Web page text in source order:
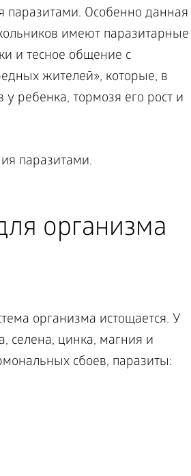
паразитами. Особенно данная
имеют паразитарные
и тесное общение с
жителей», которые, в
ребенка, тормозя его рост и
организма
организма истощается. У
селена, цинка, магния и
сбоев, паразиты: